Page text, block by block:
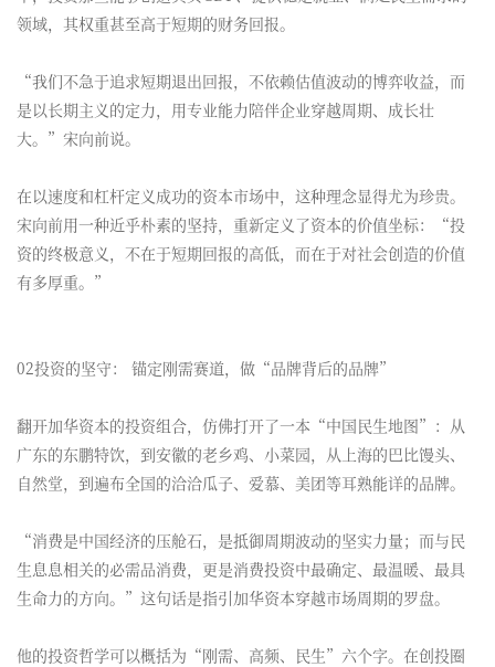
领域，其权重甚至高于短期的财务回报。
“我们不急于追求短期退出回报，不依赖估值波动的博弈收益，而
是以长期主义的定力，用专业能力陪伴企业穿越周期、成长壮
大。”宋向前说。
在以速度和杠杆定义成功的资本市场中，这种理念显得尤为珍贵。
宋向前用一种近乎朴素的坚持，重新定义了资本的价值坐标：“投
资的终极意义，不在于短期回报的高低，而在于对社会创造的价值
有多厚重。”
02投资的坚守： 锚定刚需赛道，做“品牌背后的品牌”
翻开加华资本的投资组合，仿佛打开了一本“中国民生地图”：从
广东的东鹏特饮，到安徽的老乡鸡、小菜园，从上海的巴比馒头、
自然堂，到遍布全国的洽洽瓜子、爱慕、美团等耳熟能详的品牌。
“消费是中国经济的压舱石，是抵御周期波动的坚实力量；而与民
生息息相关的必需品消费，更是消费投资中最确定、最温暖、最具
生命力的方向。”这句话是指引加华资本穿越市场周期的罗盘。
他的投资哲学可以概括为“刚需、高频、民生”六个字。在创投圈